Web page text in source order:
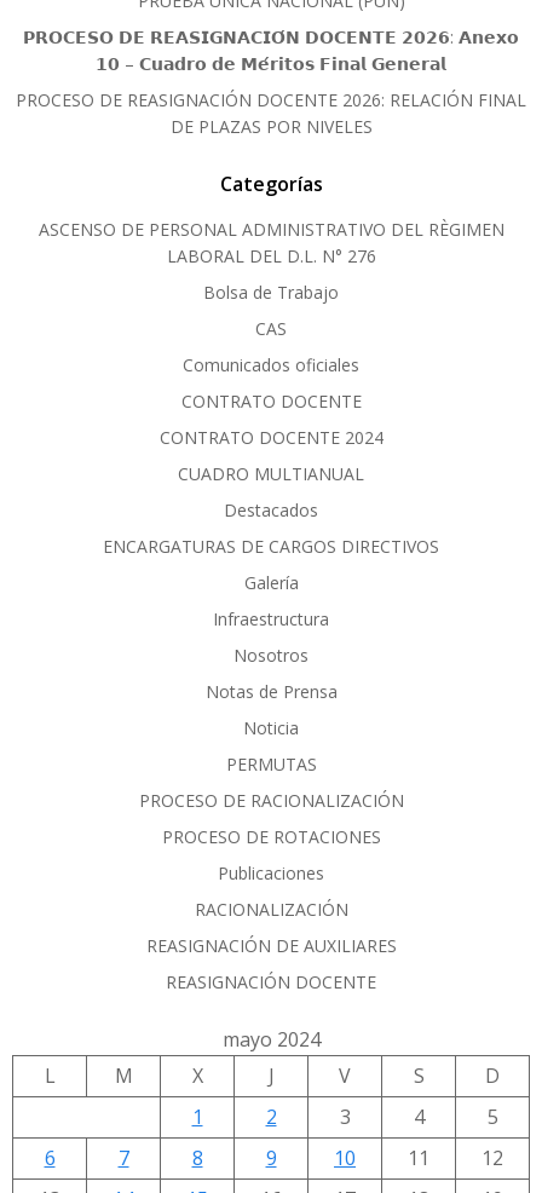
𝗣𝗥𝗢𝗖𝗘𝗦𝗢 𝗗𝗘 𝗥𝗘𝗔𝗦𝗜𝗚𝗡𝗔𝗖𝗜𝗢́𝗡 𝗗𝗢𝗖𝗘𝗡𝗧𝗘 𝟮𝟬𝟮𝟲: 𝗔𝗻𝗲𝘅𝗼
𝟭𝟬 – 𝗖𝘂𝗮𝗱𝗿𝗼 𝗱𝗲 𝗠𝗲́𝗿𝗶𝘁𝗼𝘀 𝗙𝗶𝗻𝗮𝗹 𝗚𝗲𝗻𝗲𝗿𝗮𝗹
PROCESO DE REASIGNACIÓN DOCENTE 2026: RELACIÓN FINAL
DE PLAZAS POR NIVELES
Categorías
ASCENSO DE PERSONAL ADMINISTRATIVO DEL RÈGIMEN
LABORAL DEL D.L. N° 276
Bolsa de Trabajo
CAS
Comunicados oficiales
CONTRATO DOCENTE
CONTRATO DOCENTE 2024
CUADRO MULTIANUAL
Destacados
ENCARGATURAS DE CARGOS DIRECTIVOS
Galería
Infraestructura
Nosotros
Notas de Prensa
Noticia
PERMUTAS
PROCESO DE RACIONALIZACIÓN
PROCESO DE ROTACIONES
Publicaciones
RACIONALIZACIÓN
REASIGNACIÓN DE AUXILIARES
REASIGNACIÓN DOCENTE
mayo 2024
L
M X J V S
D
1
2 3 4
5
6
7 8 9 10 11
12